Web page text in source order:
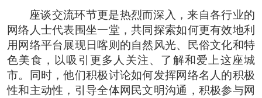
座谈交流环节更是热烈而深入，来自各行业的
网络人士代表围坐一堂，共同探索如何更有效地利
用网络平台展现日喀则的自然风光、民俗文化和特
色美食，以吸引更多人关注、了解和爱上这座城
市。同时，他们积极讨论如何发挥网络名人的积极
性和主动性，引导全体网民文明沟通，积极参与网